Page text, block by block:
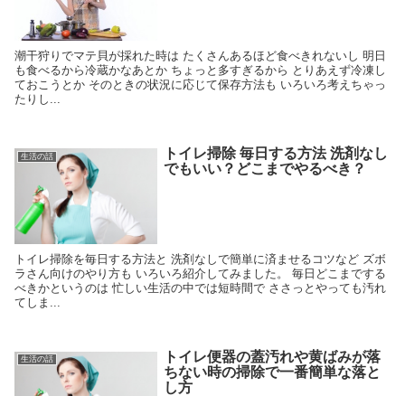
潮干狩りでマテ貝が採れた時は たくさんあるほど食べきれないし 明日
も食べるから冷蔵かなあとか ちょっと多すぎるから とりあえず冷凍し
ておこうとか そのときの状況に応じて保存方法も いろいろ考えちゃっ
たりし...
生活の話
トイレ掃除 毎日する方法 洗剤なし
でもいい？どこまでやるべき？
トイレ掃除を毎日する方法と 洗剤なしで簡単に済ませるコツなど ズボ
ラさん向けのやり方も いろいろ紹介してみました。 毎日どこまでする
べきかというのは 忙しい生活の中では短時間で ささっとやっても汚れ
てしま...
生活の話
トイレ便器の蓋汚れや黄ばみが落
ちない時の掃除で一番簡単な落と
し方